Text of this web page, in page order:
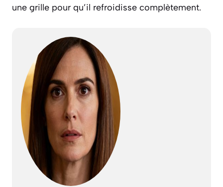
une grille pour qu’il refroidisse complètement.